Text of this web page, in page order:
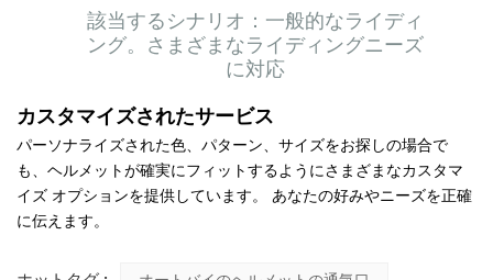
該当するシナリオ：一般的なライディ
ング。さまざまなライディングニーズ
に対応
カスタマイズされたサービス
パーソナライズされた色、パターン、サイズをお探しの場合で
も、ヘルメットが確実にフィットするようにさまざまなカスタマ
イズ オプションを提供しています。 あなたの好みやニーズを正確
に伝えます。